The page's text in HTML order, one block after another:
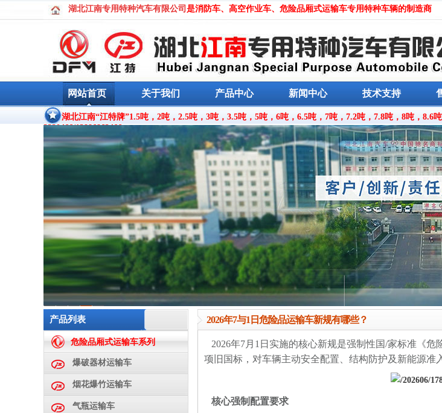
湖北江南专用特种汽车有限公司 是消防车、高空作业车、危险品厢式运输车专用特种车辆的制造商
网站首页 关于我们 产品中心 新闻中心 技术支持
湖北江南“江特牌”1.5吨，2吨，2.5吨，3吨，3.5吨，5吨，6吨，6.5吨，7吨，7.2吨，7.8吨，8吨，
3330466/13886862466。
1 2 3 4 5
产品列表
危险品厢式运输车系列
爆破器材运输车
烟花爆竹运输车
气瓶运输车
2026年7与1日危险品运输车新规有哪些？
2026年7月1日实施的核心新规是强制性国/家标准 《
项旧国标，对车辆主动安全配置、结构防护及新能源准
核心强制配置要求